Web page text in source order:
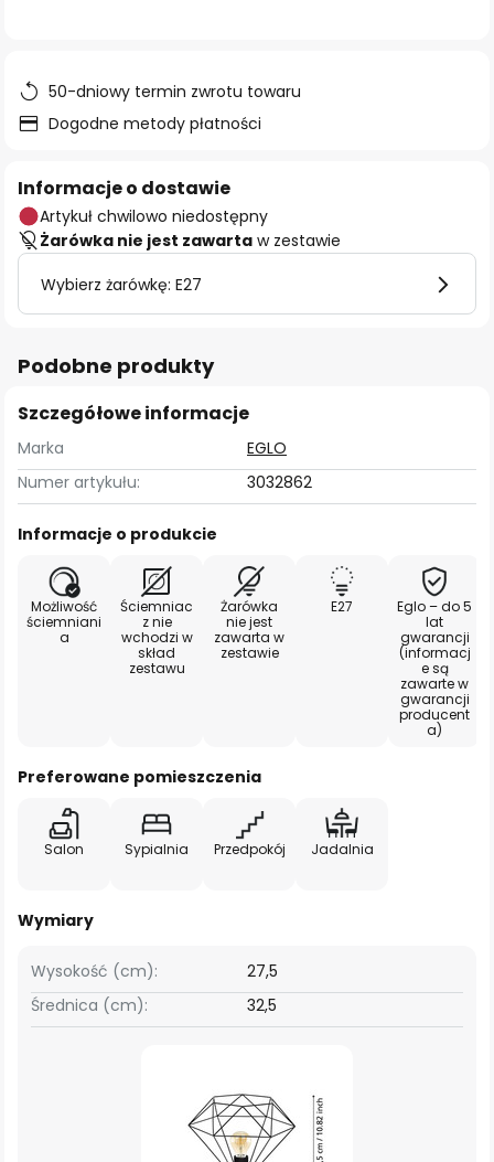
50-dniowy termin zwrotu towaru
Dogodne metody płatności
Informacje o dostawie
Artykuł chwilowo niedostępny
Żarówka nie jest zawarta w zestawie
Wybierz żarówkę: E27
Podobne produkty
Szczegółowe informacje
Marka
EGLO
Numer artykułu:
3032862
Informacje o produkcie
Możliwość
ściemniani
a
Ściemniac
z nie
wchodzi w
skład
zestawu
Żarówka
nie jest
zawarta w
zestawie
E27
Eglo – do 5
lat
gwarancji
(informacj
e są
zawarte w
gwarancji
producent
a)
Preferowane pomieszczenia
Salon Sypialnia Przedpokój Jadalnia
Wymiary
Wysokość (cm):
27,5
Średnica (cm):
32,5